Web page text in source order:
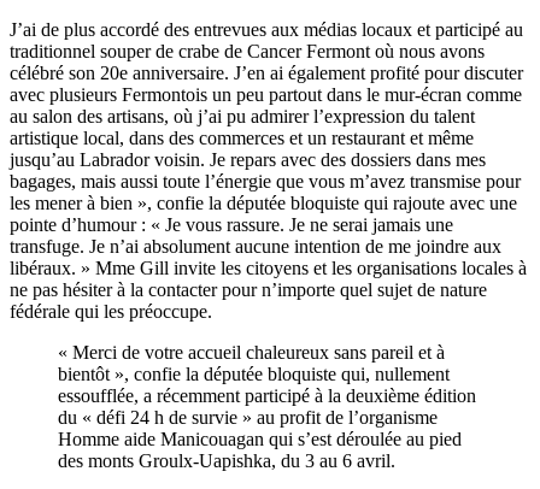
J’ai de plus accordé des entrevues aux médias locaux et participé au
traditionnel souper de crabe de Cancer Fermont où nous avons
célébré son 20e anniversaire. J’en ai également profité pour discuter
avec plusieurs Fermontois un peu partout dans le mur-écran comme
au salon des artisans, où j’ai pu admirer l’expression du talent
artistique local, dans des commerces et un restaurant et même
jusqu’au Labrador voisin. Je repars avec des dossiers dans mes
bagages, mais aussi toute l’énergie que vous m’avez transmise pour
les mener à bien », confie la députée bloquiste qui rajoute avec une
pointe d’humour : « Je vous rassure. Je ne serai jamais une
transfuge. Je n’ai absolument aucune intention de me joindre aux
libéraux. » Mme Gill invite les citoyens et les organisations locales à
ne pas hésiter à la contacter pour n’importe quel sujet de nature
fédérale qui les préoccupe.
« Merci de votre accueil chaleureux sans pareil et à
bientôt », confie la députée bloquiste qui, nullement
essoufflée, a récemment participé à la deuxième édition
du « défi 24 h de survie » au profit de l’organisme
Homme aide Manicouagan qui s’est déroulée au pied
des monts Groulx-Uapishka, du 3 au 6 avril.